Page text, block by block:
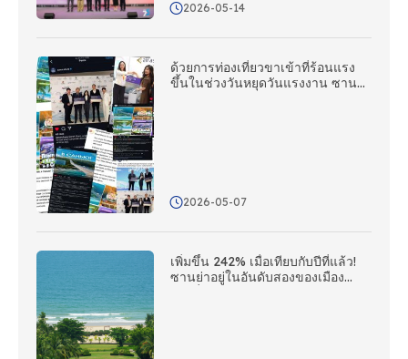
2026-05-14
ด้วยการท่องเที่ยวขาเข้าที่ร้อนแรง
ขึ้นในช่วงวันหยุดวันแรงงาน ซาน
2026-05-07
เพิ่มขึ้น 242% เมื่อเทียบกับปีที่แล้ว!
ซานย่าอยู่ในอันดับสองของเมือง